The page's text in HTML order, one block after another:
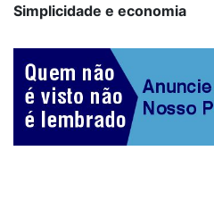
Simplicidade e economia